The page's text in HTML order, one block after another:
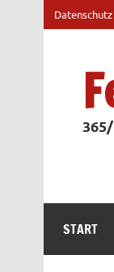
springen
Datenschutz
START